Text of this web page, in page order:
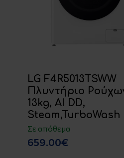
LG F4R5013TSWW
Πλυντήριο
13kg, AI DD,
Steam,TurboWash
Σε απόθεμα
659.00€